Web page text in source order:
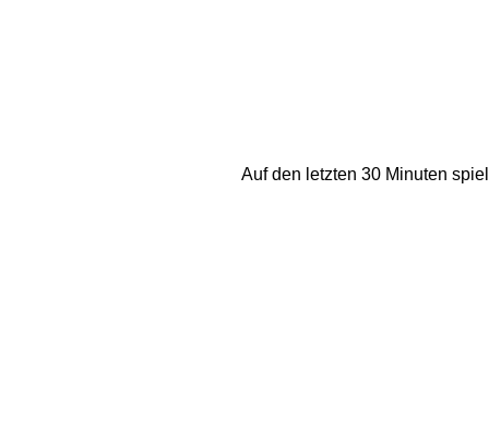
Auf den letzten 30 Minuten